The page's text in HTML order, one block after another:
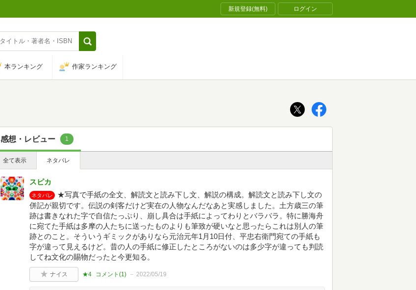
新規登録(無料) ログイン
本ランキング 作家ランキング
感想・レビュー 1
全て表示 ネタバレ
スピカ
ネタバレ
★写真で手紙の全文、解読文と読み下し文、解説の構成。解読文と読み下し文の
併記が親切です。伝説の剣客だけど実在の人物なんだなあと実感しました。土方歳三の筆
跡は書きなれた字で自信たっぷり、崩し具合は手紙によってわりとバラバラ。特に勝海舟
に宛てた手紙は多摩の人たちに送ったものよりも筆致が硬いなと思ったらこれは別人の筆
跡とのこと。そういうギミックがありなら元治元年1月10日付、平忠右衛門宛ての手紙も
字が違って見えるけど。昔の人の手紙に修正したところがないのは多少字が違っても判読
してね文化の賜物だったと今更知る。
ナイス ★4 コメント(1) 2022/05/19